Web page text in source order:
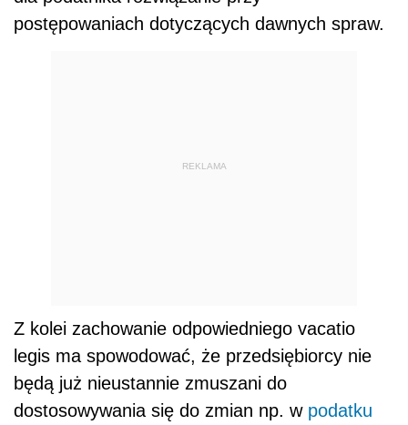
postępowaniach dotyczących dawnych spraw.
REKLAMA
Z kolei zachowanie odpowiedniego vacatio
legis ma spowodować, że przedsiębiorcy nie
będą już nieustannie zmuszani do
dostosowywania się do zmian np. w podatku